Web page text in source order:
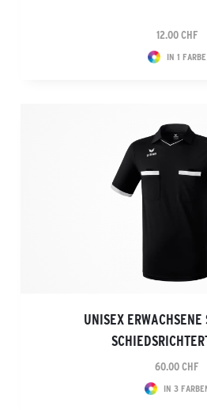
12.00 CHF
IN 1 FARBE
UNISEX ERWACHSENE
60.00 CHF
IN 3